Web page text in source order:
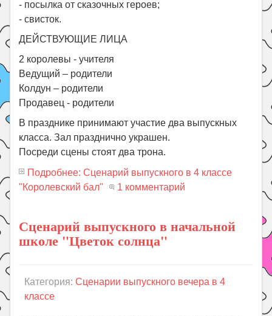
- посылка от сказочных героев;
- свисток.
ДЕЙСТВУЮЩИЕ ЛИЦА
2 королевы - учителя
Ведущий – родители
Колдун – родители
Продавец - родители
В празднике принимают участие два выпускных
класса. Зал празднично украшен.
Посреди сцены стоят два трона.
Подробнее: Сценарий выпускного в 4 классе
"Королевский бал"
1 комментарий
Сценарий выпускного в начальной
школе "Цветок солнца"
Категория:Сценарии выпускного вечера в 4
классе